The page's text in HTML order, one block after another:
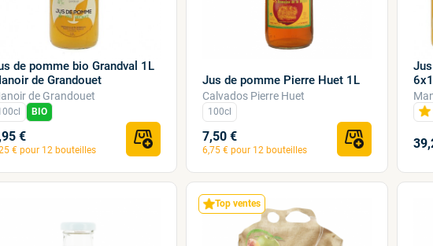
de pomme bio Grandval 1L
de Grandouet
de Grandouet
BIO
€
€ pour 12 bouteilles
Jus de pomme Pierre Huet 1L
Calvados Pierre Huet
100cl
7,50 €
6,75 € pour 12 bouteilles
Top ventes